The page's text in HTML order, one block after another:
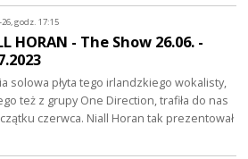
26, godz. 17:15
HORAN - The Show 26.06. -
solowa płyta tego irlandzkiego wokalisty,
też z grupy One Direction, trafiła do nas
czerwca. Niall Horan tak prezentował